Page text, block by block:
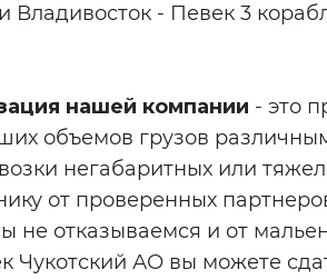
Владивосток - Певек 3
нашей компании - это
объемов грузов
негабаритных или
от проверенных
не отказываемся и от
Чукотский АО вы можете